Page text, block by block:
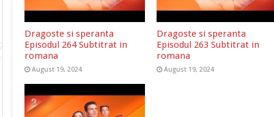
Dragoste si speranta
Episodul 264 Subtitrat in
romana
August 19, 2024
Dragoste si speranta
Episodul 263 Subtitrat in
romana
August 19, 2024